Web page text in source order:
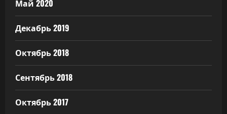
Май 2020
Декабрь 2019
Октябрь 2018
Сентябрь 2018
Октябрь 2017